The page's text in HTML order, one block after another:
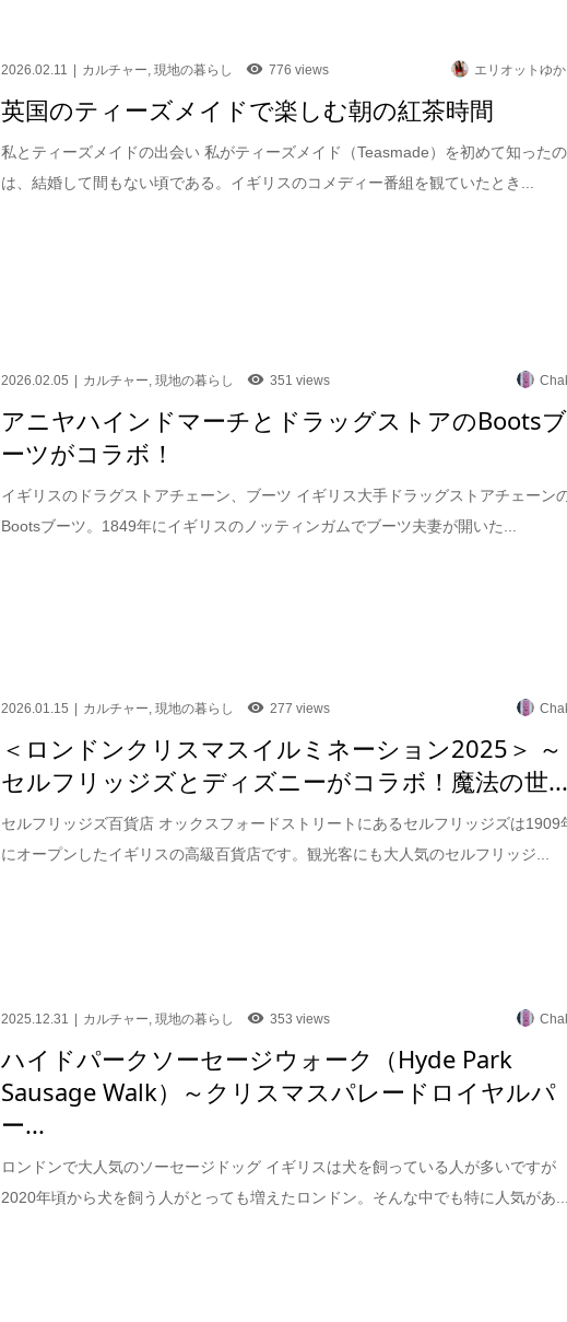
2026.02.11 カルチャー ,現地の暮らし 776 views エリオットゆか
英国のティーズメイドで楽しむ朝の紅茶時間
私とティーズメイドの出会い 私がティーズメイド（Teasmade）を初めて知ったの
は、結婚して間もない頃である。イギリスのコメディー番組を観ていたとき...
2026.02.05 カルチャー,現地の暮らし 351 views
アニヤハインドマーチとドラッグストアのBootsブ
ーツがコラボ！
イギリスのドラグストアチェーン、ブーツ イギリス大手ドラッグストアチェーン
Bootsブーツ。1849年にイギリスのノッティンガムでブーツ夫妻が開いた...
2026.01.15 カルチャー ,現地の暮らし 277 views
＜ロンドンクリスマスイルミネーション2025＞ ～
セルフリッジズとディズニーがコラボ！魔法の世...
セルフリッジズ百貨店 オックスフォードストリートにあるセルフリッジズは1909
にオープンしたイギリスの高級百貨店です。観光客にも大人気のセルフリッジ...
2025.12.31 カルチャー,現地の暮らし 353 views
ハイドパークソーセージウォーク（Hyde Park
Sausage Walk）～クリスマスパレードロイヤルパ
ー...
ロンドンで大人気のソーセージドッグ イギリスは犬を飼っている人が多いですが
2020年頃から犬を飼う人がとっても増えたロンドン。そんな中でも特に人気があ...